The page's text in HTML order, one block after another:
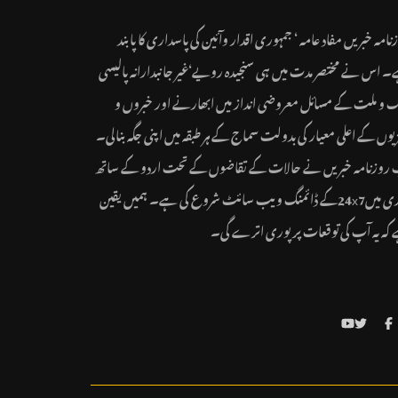
خبریں مفاد عامہ ‘ جمہوری اقدار وآئین کی پاسداری کا پابند
اس نے مختصر مدت میں ہی سنجیدہ رویے‘غیر جانبدارانہ پالیسی
و ملت کے مسائل معروضی انداز میں ابھارنے اور خبروں و
کے اعلی معیار کی بدولت سماج کے ہر طبقہ میں اپنی جگہ بنالی۔
خبریں نے حالات کے تقاضوں کے تحت اردو کے ساتھ
ہندی میں24x7کے ڈائمنگ ویب سائٹ شروع کی ہے۔ ہمیں یقین
یہ آپ کی توقعات پر پوری اترے گی۔